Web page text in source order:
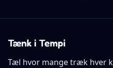
Tænk i Tempi
Tæl hvor mange træk hver